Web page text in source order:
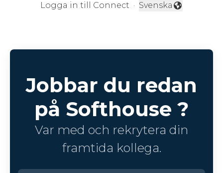
Logga in till Connect ·
Byt språk
Svenska
Jobbar du redan
på Softhouse ?
Var med och rekrytera din
framtida kollega.